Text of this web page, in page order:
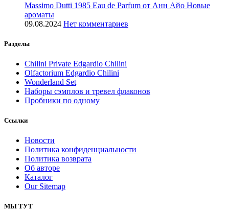
Massimo Dutti 1985 Eau de Parfum от Анн Айо Новые
ароматы
09.08.2024 Нет комментариев
Разделы
Chilini Private Edgardio Chilini
Olfactorium Edgardio Chilini
Wonderland Set
Наборы сэмплов и тревел флаконов
Пробники по одному
Ссылки
Новости
Политика конфиденциальности
Политика возврата
Об авторе
Каталог
Our Sitemap
МЫ ТУТ